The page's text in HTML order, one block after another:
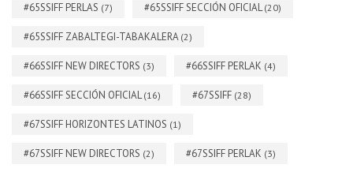
#65SSIFF PERLAS (7) #65SSIFF SECCIÓN OFICIAL(20)
#65SSIFF ZABALTEGI-TABAKALERA (2)
#66SSIFF NEW DIRECTORS (3) #66SSIFF PERLAK (4)
#66SSIFF SECCIÓN OFICIAL(16) #67SSIFF (28)
#67SSIFF HORIZONTES LATINOS (1)
#67SSIFF NEW DIRECTORS (2) #67SSIFF PERLAK (3)